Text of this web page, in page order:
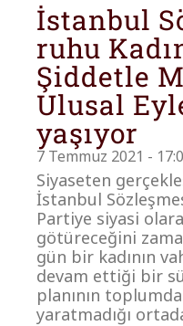
İstanbul
ruhu
Şiddetle
Ulusal
yaşıyor
7 Temmuz 2021 -
Siyaseten
İstanbul
Partiye siyasi
götüreceğini
gün bir kadının
devam ettiği bir
planının
yaratmadığı